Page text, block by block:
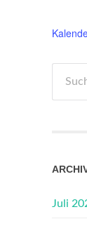
nach:
Juli